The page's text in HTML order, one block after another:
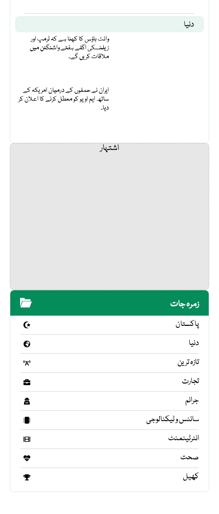
دنیا
وائٹ ہاؤس کا کہنا ہے کہ ٹرمپ اور
زیلنسکی اگلے ہفتے واشنگٹن میں
ملاقات کریں گے۔
ایران نے حملوں کے درمیان امریکہ کے
ساتھ ایم او یو کو معطل کرنے کا اعلان کر
دیا۔
اشتہار
زمرہ جات
پاکستان
دنیا
تازہ ترین
تجارت
جرائم
سائنس و ٹیکنالوجی
انٹرٹینمنٹ
صحت
کھیل